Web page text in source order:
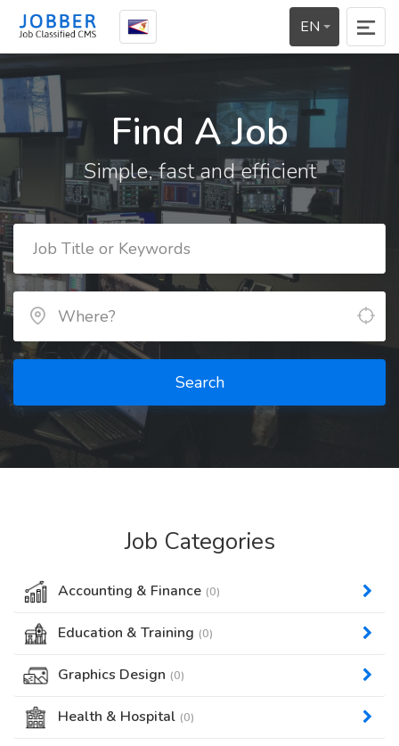
EN
Find A Job
Simple, fast and efficient
Search
Job Categories
Accounting & Finance (0)
Education & Training (0)
Graphics Design (0)
Health & Hospital (0)